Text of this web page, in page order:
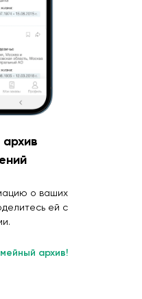
о ваших
ей с
архив!